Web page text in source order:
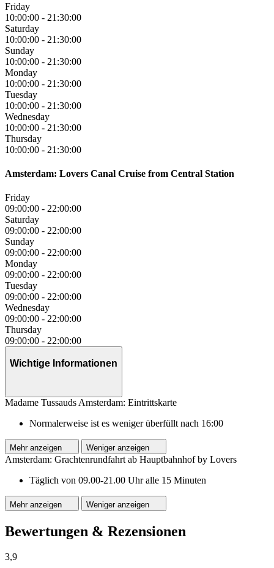
Friday
10:00:00 - 21:30:00
Saturday
10:00:00 - 21:30:00
Sunday
10:00:00 - 21:30:00
Monday
10:00:00 - 21:30:00
Tuesday
10:00:00 - 21:30:00
Wednesday
10:00:00 - 21:30:00
Thursday
10:00:00 - 21:30:00
Amsterdam: Lovers Canal Cruise from Central Station
Friday
09:00:00 - 22:00:00
Saturday
09:00:00 - 22:00:00
Sunday
09:00:00 - 22:00:00
Monday
09:00:00 - 22:00:00
Tuesday
09:00:00 - 22:00:00
Wednesday
09:00:00 - 22:00:00
Thursday
09:00:00 - 22:00:00
Wichtige Informationen
Madame Tussauds Amsterdam: Eintrittskarte
Normalerweise ist es weniger überfüllt nach 16:00
Mehr anzeigen Weniger anzeigen
Amsterdam: Grachtenrundfahrt ab Hauptbahnhof by Lovers
Täglich von 09.00-21.00 Uhr alle 15 Minuten
Mehr anzeigen Weniger anzeigen
Bewertungen & Rezensionen
3,9